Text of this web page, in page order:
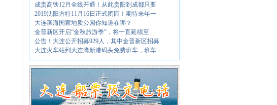
成贵高铁12月全线开通！从此贵阳到成都只要
2019沈阳方特11月16日正式闭园！期待来年一
大连滨海国家地质公园你知道在哪？
金普新区开启“金秋旅游季”，将一直延续至
公告！大连公开招募929人，其中金普新区招募
大连火车站到大连湾新港码头免费班车，班车